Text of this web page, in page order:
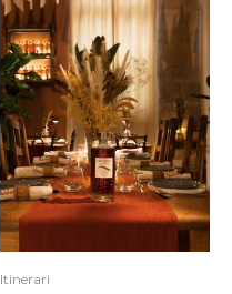
Itinerari